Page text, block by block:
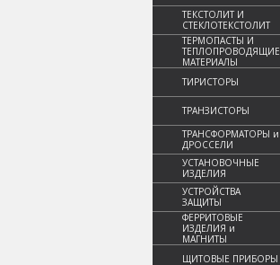
ТЕКСТОЛИТ И
СТЕКЛОТЕКСТОЛИТ
ТЕРМОПАСТЫ И
ТЕПЛОПРОВОДЯЩИЕ
МАТЕРИАЛЫ
ТИРИСТОРЫ
ТРАНЗИСТОРЫ
ТРАНСФОРМАТОРЫ и
ДРОССЕЛИ
УСТАНОВОЧНЫЕ
ИЗДЕЛИЯ
УСТРОЙСТВА
ЗАЩИТЫ
ФЕРРИТОВЫЕ
ИЗДЕЛИЯ и
МАГНИТЫ
ЩИТОВЫЕ ПРИБОРЫ